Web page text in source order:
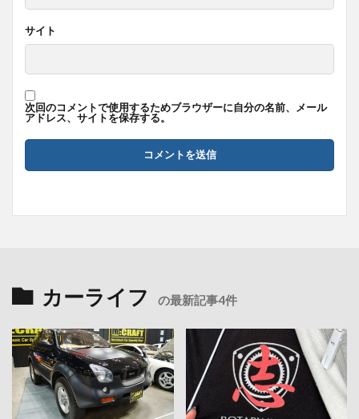
サイト
次回のコメントで使用するためブラウザーに自分の名前、メール
アドレス、サイトを保存する。
カーライフ の最新記事4件